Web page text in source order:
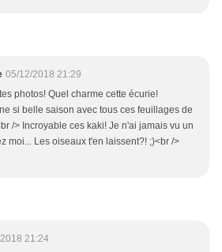
05/12/2018 21:29
photos! Quel charme cette écurie!
si belle saison avec tous ces feuillages de
/> Incroyable ces kaki! Je n'ai jamais vu un
moi... Les oiseaux t'en laissent?! ;)<br />
21:24